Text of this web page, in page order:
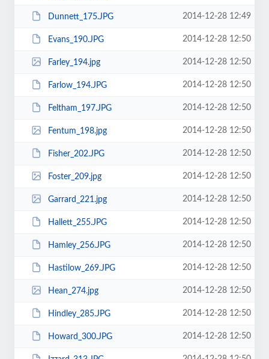
Dunnett_175.JPG 2014-12-28 12:49
Evans_190.JPG 2014-12-28 12:50
Farley_194.jpg 2014-12-28 12:50
Farlow_194.JPG 2014-12-28 12:50
Feltham_197.JPG 2014-12-28 12:50
Fentum_198.jpg 2014-12-28 12:50
Fisher_202.JPG 2014-12-28 12:50
Foster_209.jpg 2014-12-28 12:50
Garrard_221.jpg 2014-12-28 12:50
Hallett_255.JPG 2014-12-28 12:50
Hamley_256.JPG 2014-12-28 12:50
Hastilow_269.JPG 2014-12-28 12:50
Hean_274.jpg 2014-12-28 12:50
Hindley_285.JPG 2014-12-28 12:50
Howard_300.JPG 2014-12-28 12:50